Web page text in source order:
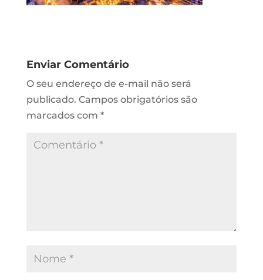
Enviar Comentário
O seu endereço de e-mail não será
publicado. Campos obrigatórios são
marcados com *